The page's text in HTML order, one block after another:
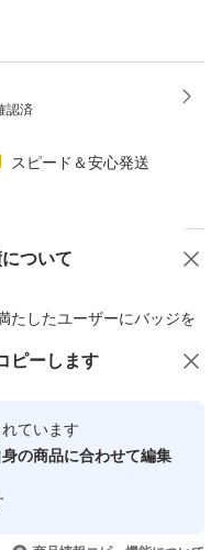
認済
スピード＆安心発送
ついて
たしたユーザーにバッジを
安全なユーザーです
完了させた実績があります
商品への質問
ピーします
れています
の商品に合わせて編集